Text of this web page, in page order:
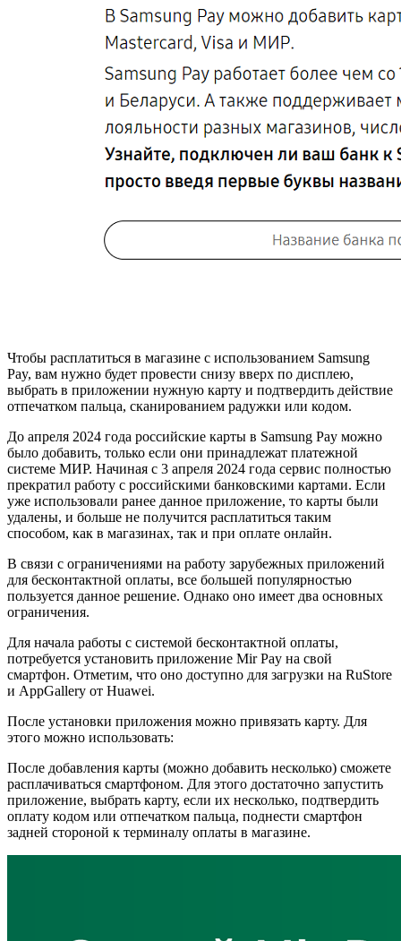
Чтобы расплатиться в магазине с использованием Samsung
Pay, вам нужно будет провести снизу вверх по дисплею,
выбрать в приложении нужную карту и подтвердить действие
отпечатком пальца, сканированием радужки или кодом.
До апреля 2024 года российские карты в Samsung Pay можно
было добавить, только если они принадлежат платежной
системе МИР. Начиная с 3 апреля 2024 года сервис полностью
прекратил работу с российскими банковскими картами. Если
уже использовали ранее данное приложение, то карты были
удалены, и больше не получится расплатиться таким
способом, как в магазинах, так и при оплате онлайн.
В связи с ограничениями на работу зарубежных приложений
для бесконтактной оплаты, все большей популярностью
пользуется данное решение. Однако оно имеет два основных
ограничения.
Для начала работы с системой бесконтактной оплаты,
потребуется установить приложение Mir Pay на свой
смартфон. Отметим, что оно доступно для загрузки на RuStore
и AppGallery от Huawei.
После установки приложения можно привязать карту. Для
этого можно использовать:
После добавления карты (можно добавить несколько) сможете
расплачиваться смартфоном. Для этого достаточно запустить
приложение, выбрать карту, если их несколько, подтвердить
оплату кодом или отпечатком пальца, поднести смартфон
задней стороной к терминалу оплаты в магазине.